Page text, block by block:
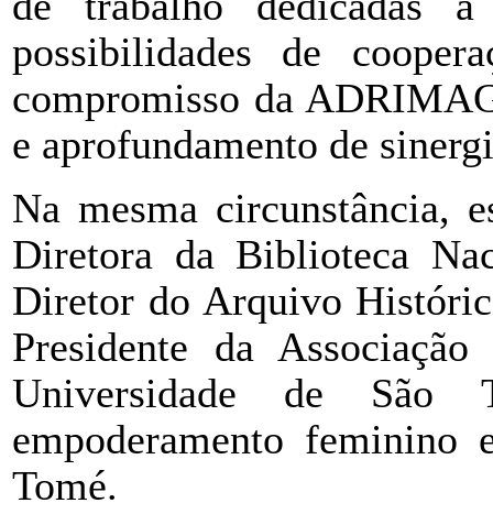
possibilidades de
compromisso da
e aprofundamento de
Na mesma circunstância,
Diretora da Biblioteca
Diretor do Arquivo
Presidente da
Universidade de São
empoderamento
Tomé.